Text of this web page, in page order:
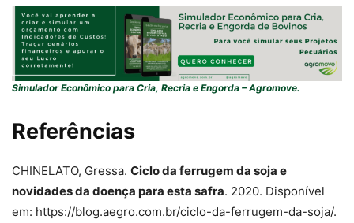
Simulador Econômico para Cria, Recria e Engorda – Agromove.
Referências
CHINELATO, Gressa. Ciclo da ferrugem da soja e
novidades da doença para esta safra. 2020. Disponível
em: https://blog.aegro.com.br/ciclo-da-ferrugem-da-soja/.